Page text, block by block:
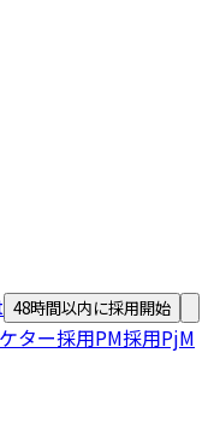
48時間以内に採用開始
ター採用PM採用PjM